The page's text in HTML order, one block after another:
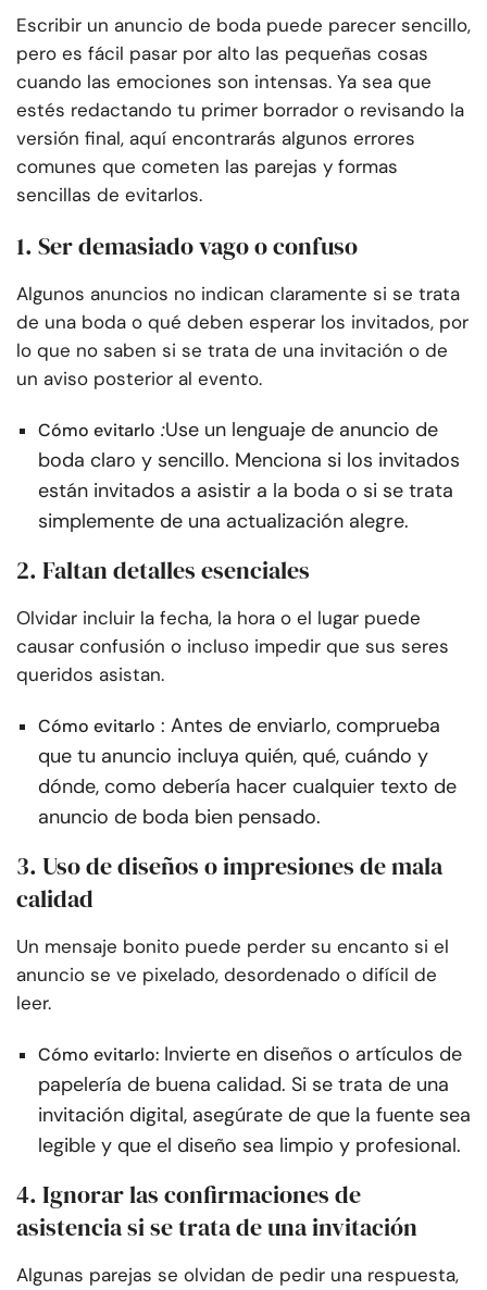
Escribir un anuncio de boda puede parecer sencillo,
pero es fácil pasar por alto las pequeñas cosas
cuando las emociones son intensas. Ya sea que
estés redactando tu primer borrador o revisando la
versión final, aquí encontrarás algunos errores
comunes que cometen las parejas y formas
sencillas de evitarlos.
1. Ser demasiado vago o confuso
Algunos anuncios no indican claramente si se trata
de una boda o qué deben esperar los invitados, por
lo que no saben si se trata de una invitación o de
un aviso posterior al evento.
Cómo evitarlo :Use un lenguaje de anuncio de
boda claro y sencillo. Menciona si los invitados
están invitados a asistir a la boda o si se trata
simplemente de una actualización alegre.
2. Faltan detalles esenciales
Olvidar incluir la fecha, la hora o el lugar puede
causar confusión o incluso impedir que sus seres
queridos asistan.
Cómo evitarlo : Antes de enviarlo, comprueba
que tu anuncio incluya quién, qué, cuándo y
dónde, como debería hacer cualquier texto de
anuncio de boda bien pensado.
3. Uso de diseños o impresiones de mala
calidad
Un mensaje bonito puede perder su encanto si el
anuncio se ve pixelado, desordenado o difícil de
leer.
Cómo evitarlo: Invierte en diseños o artículos de
papelería de buena calidad. Si se trata de una
invitación digital, asegúrate de que la fuente sea
legible y que el diseño sea limpio y profesional.
4. Ignorar las confirmaciones de
asistencia si se trata de una invitación
Algunas parejas se olvidan de pedir una respuesta,